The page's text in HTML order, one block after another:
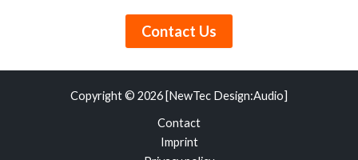
Contact Us
Copyright © 2026 [NewTec Design:Audio]
Contact
Imprint